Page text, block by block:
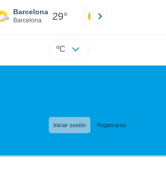
Barcelona
Barcelona 29°
ºC
Iniciar sesión Registrarse